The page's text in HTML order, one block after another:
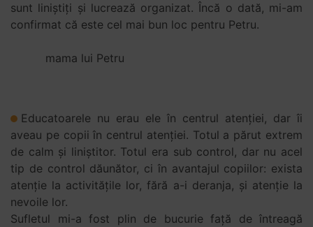
sunt liniștiți și lucrează organizat. Încă o dată, mi-am
confirmat că este cel mai bun loc pentru Petru.
mama lui Petru
Educatoarele nu erau ele în centrul atenției, dar îi
aveau pe copii în centrul atenției. Totul a părut extrem
de calm și liniștitor. Totul era sub control, dar nu acel
tip de control dăunător, ci în avantajul copiilor: exista
atenție la activitățile lor, fără a-i deranja, și atenție la
nevoile lor.
Sufletul mi-a fost plin de bucurie față de întreagă